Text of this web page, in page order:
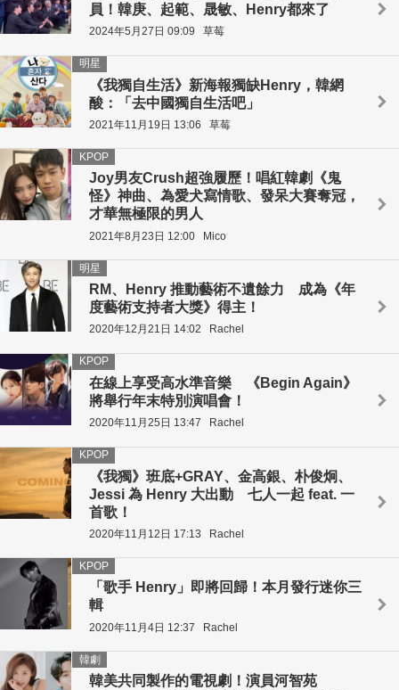
員！韓庚、起範、晟敏、Henry都來了
2024年5月27日 09:09 草莓
《我獨自生活》新海報獨缺Henry，韓網
酸：「去中國獨自生活吧」
明星
2021年11月19日 13:06 草莓
Joy男友Crush超強履歷！唱紅韓劇《鬼
怪》神曲、為愛犬寫情歌、發呆大賽奪冠，
才華無極限的男人
KPOP
2021年8月23日 12:00 Mico
RM、Henry 推動藝術不遺餘力 成為《年
度藝術支持者大獎》得主！
明星
2020年12月21日 14:02 Rachel
在線上享受高水準音樂 《Begin Again》
將舉行年末特別演唱會！
KPOP
2020年11月25日 13:47 Rachel
《我獨》班底+GRAY、金高銀、朴俊炯、
Jessi 為 Henry 大出動 七人一起 feat. 一
首歌！
KPOP
2020年11月12日 17:13 Rachel
「歌手 Henry」即將回歸！本月發行迷你三
輯
KPOP
2020年11月4日 12:37 Rachel
韓美共同製作的電視劇！演員河智苑
韓劇